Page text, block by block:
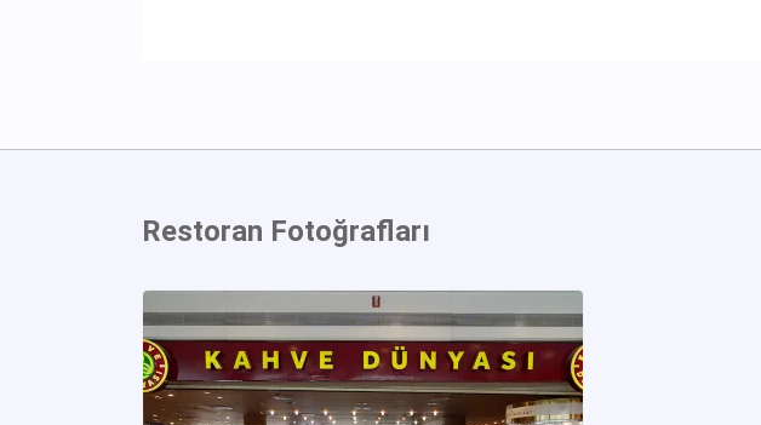
Restoran Fotoğrafları